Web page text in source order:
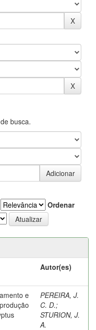
busca.
Ordenar
Autor(es)
e
PEREIRA, J.
C. D.;
STURION, J.
A.